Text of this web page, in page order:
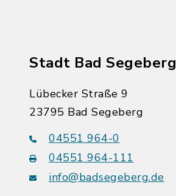
Stadt Bad Segeberg
Lübecker Straße 9
23795 Bad Segeberg
04551 964-0
04551 964-111
info@badsegeberg.de